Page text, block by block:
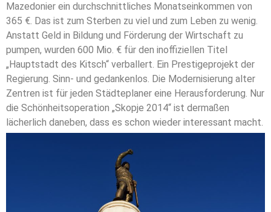
Mazedonier ein durchschnittliches Monatseinkommen von
365 €. Das ist zum Sterben zu viel und zum Leben zu wenig.
Anstatt Geld in Bildung und Förderung der Wirtschaft zu
pumpen, wurden 600 Mio. € für den inoffiziellen Titel
„Hauptstadt des Kitsch“ verballert. Ein Prestigeprojekt der
Regierung. Sinn- und gedankenlos. Die Modernisierung alter
Zentren ist für jeden Städteplaner eine Herausforderung. Nur
die Schönheitsoperation „Skopje 2014“ ist dermaßen
lächerlich daneben, dass es schon wieder interessant macht.